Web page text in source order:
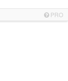
PRO